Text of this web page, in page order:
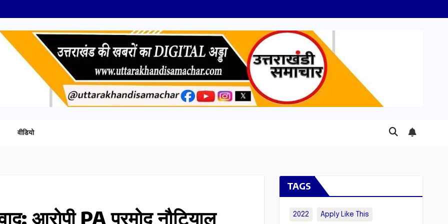
वीडियो
आरोपी PA प्रमोद नौटियाल
TAGS
2022 Apply Like This